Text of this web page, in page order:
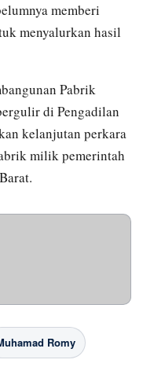
memberi
menyalurkan hasil
Pabrik
di Pengadilan
kelanjutan perkara
milik pemerintah
Romy